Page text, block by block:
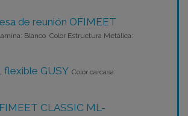
de reunión OFIMEET
Blanco Color Estructura Metálica:
flexible GUSY Color carcasa:
CLASSIC ML-